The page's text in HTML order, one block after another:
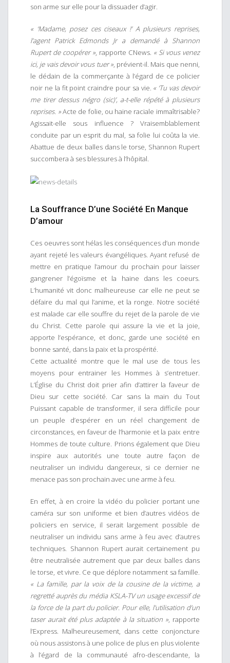
son arme sur elle pour la dissuader d’agir.
« ‘Madame, posez ces ciseaux !’ A plusieurs reprises,
l’agent Patrick Edmonds Jr a demandé à Shannon
Rupert de coopérer », rapporte CNews. « Si vous venez
ici, je vais devoir vous tuer », prévient-il. Mais que nenni,
le dédain de la commerçante à l’égard de ce policier
noir ne la fit point craindre pour sa vie. « ‘Tu vas devoir
me tirer dessus négro (sic)’, a-t-elle répété à plusieurs
reprises. »Acte de folie, ou haine raciale immaîtrisable?
Agissait-elle sous influence ? Vraisemblablement
conduite par un esprit du mal, sa folie lui coûta la vie.
Abattue de deux balles dans le torse, Shannon Rupert
succombera à ses blessures à l’hôpital.
La Souffrance D’une Société En Manque
D’amour
Ces oeuvres sont hélas les conséquences d’un monde
ayant rejeté les valeurs évangéliques. Ayant refusé de
mettre en pratique l’amour du prochain pour laisser
gangrener l’égoïsme et la haine dans les coeurs.
L’humanité vit donc malheureuse car elle ne peut se
défaire du mal qui l’anime, et la ronge. Notre société
est malade car elle souffre du rejet de la parole de vie
du Christ. Cette parole qui assure la vie et la joie,
apporte l’espérance, et donc, garde une société en
bonne santé, dans la paix et la prospérité.
Cette actualité montre que le mal use de tous les
moyens pour entrainer les Hommes à s’entretuer.
L’Église du Christ doit prier afin d’attirer la faveur de
Dieu sur cette société. Car sans la main du Tout
Puissant capable de transformer, il sera difficile pour
un peuple d’espérer en un réel changement de
circonstances, en faveur de l’harmonie et la paix entre
Hommes de toute culture. Prions également que Dieu
inspire aux autorités une toute autre façon de
neutraliser un individu dangereux, si ce dernier ne
menace pas son prochain avec une arme à feu.
En effet, à en croire la vidéo du policier portant une
caméra sur son uniforme et bien d’autres vidéos de
policiers en service, il serait largement possible de
neutraliser un individu sans arme à feu avec d’autres
techniques. Shannon Rupert aurait certainement pu
être neutralisée autrement que par deux balles dans
le torse, et vivre. Ce que déplore notamment sa famille.
« La famille, par la voix de la cousine de la victime, a
regretté auprès du média KSLA-TV un usage excessif de
la force de la part du policier. Pour elle, l’utilisation d’un
taser aurait été plus adaptée à la situation », rapporte
l’Express. Malheureusement, dans cette conjoncture
où nous assistons à une police de plus en plus violente
à l’égard de la communauté afro-descendante, la